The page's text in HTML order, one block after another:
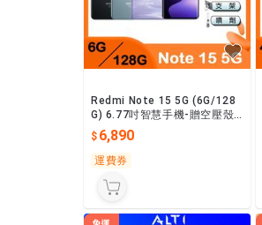
Redmi Note 15 5G (6G/128
G) 6.77吋智慧手機-贈空壓殼
+掛繩+韓版包+支架+噴劑
6,890
運費券